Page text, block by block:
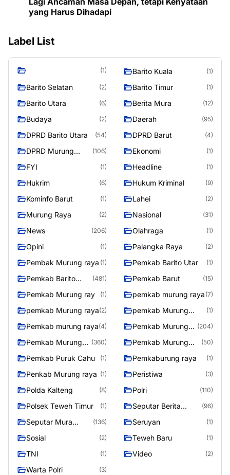
yang Harus Dihadapi
Label List
(1) Barito Kuala (1)
Barito Selatan (2) Barito Timur (1)
Barito Utara (6) Berita Mura (12)
Budaya (2) Daerah (95)
DPRD Barito Utara (54) DPRD Barut (4)
DPRD Murung
Raya
(106) Ekonomi (1)
FYI (1) Headline (1)
Hukrim (6) Hukum Kriminal (9)
Kominfo Barut (1) Lahei (2)
Murung Raya (2) Nasional (31)
News (206) Olahraga (1)
Opini (1) Palangka Raya (2)
Pembak Murung raya (1) Pemkab Barito Utar (1)
Pemkab Barito
Utara
(481) Pemkab Barut (15)
Pemkab Murung ray (1) pemkab murung raya (7)
pemkab Murung raya(2)
pemkab Murung
Raya
(1)
Pemkab murung raya(4)
Pemkab Murung
raya
(204)
Pemkab Murung
Raya
(360)
Pemkab Murung
Raya 4
(50)
Pemkab Puruk Cahu (1) Pemkaburung raya (1)
Penkab Murung raya (1) Peristiwa (3)
Polda Kalteng (8) Polri (110)
Polsek Teweh Timur (1)
Seputar Berita
Murung Raya
(96)
Seputar Mura
Seasen 2
(136) Seruyan (1)
Sosial (2) Teweh Baru (1)
TNI (1) Video (2)
Warta Polri (3)